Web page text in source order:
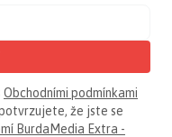
Obchodními podmínkami
že jste se
BurdaMedia Extra -